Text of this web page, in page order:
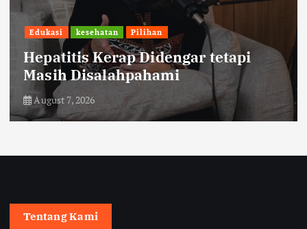
Edukasi kesehatan Pilihan
Hepatitis Kerap Didengar tetapi
Masih Disalahpahami
August 7, 2026
Tentang Kami